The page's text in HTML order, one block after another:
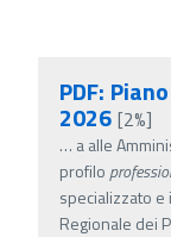
PDF:
2026 [2%]
… a alle
profilo
specializzato
Regionale dei